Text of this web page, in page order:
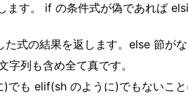
ます。 if の条件式が偽であれば
式の結果を返します。else 節が
列も含め全て真です。
も elif(sh のように)でもないこと